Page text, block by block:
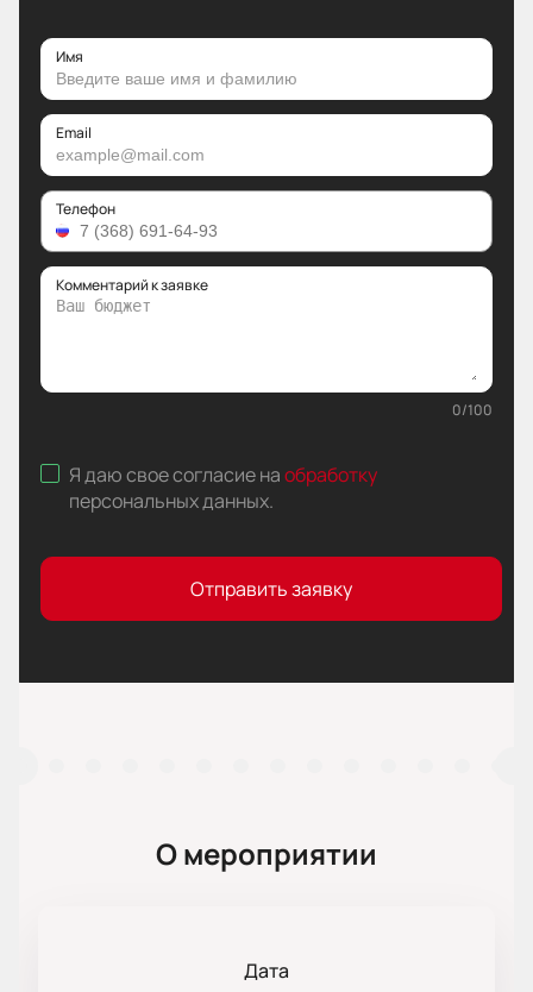
Имя
Email
Телефон
Комментарий к заявке
0/100
Я даю свое согласие наобработку
персональных данных.
Отправить заявку
О мероприятии
Дата